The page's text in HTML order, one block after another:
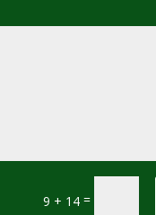
9 + 14=